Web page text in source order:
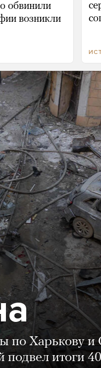
обвинили
возникли
по Харькову и
итоги